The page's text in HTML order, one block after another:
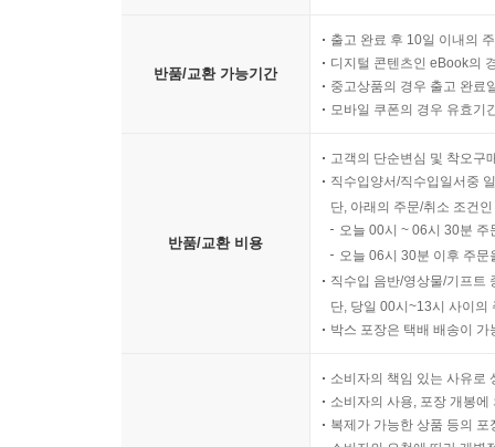
반품/교환 가능기간
출고 완료 후 10일 이내의
디지털 콘텐츠인 eBook의
중고상품의 경우 출고 완료
모바일 쿠폰의 경우 유효기
반품/교환 비용
고객의 단순변심 및 착오구
직수입양서/직수입일서중
단, 아래의 주문/취소 조건
오늘 00시 ~ 06시 30분
오늘 06시 30분 이후 주
직수입 음반/영상물/기프트
단, 당일 00시~13시 사이의
박스 포장은 택배 배송이
소비자의 책임 있는 사유로
소비자의 사용, 포장 개봉
복제가 가능한 상품 등의